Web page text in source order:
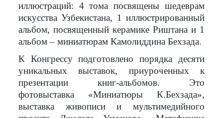
иллюстраций: 4 тома посвящены шедеврам
искусства Узбекистана, 1 иллюстрированный
альбом, посвященный керамике Риштана и 1
альбом – миниатюрам Камолиддина Бехзада.
К Конгрессу подготовлено порядка десяти
уникальных выставок, приуроченных к
презентации книг-альбомов. Это
фотовыставка «Миниатюры К.Бехзада»,
выставка живописи и мультимедийного